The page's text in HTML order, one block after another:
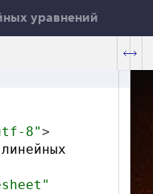
уравнений
8">